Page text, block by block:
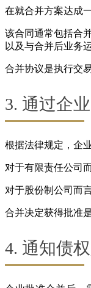
在就合并方案达成
该合同通常包括合
以及与合并后业务
合并协议是执行交
3. 通过企
根据法律规定，企
对于有限责任公司
对于股份制公司而
合并决定获得批准
4. 通知债